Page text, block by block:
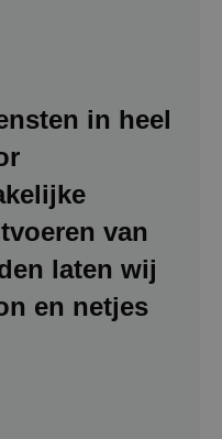
in heel
van
laten wij
en netjes